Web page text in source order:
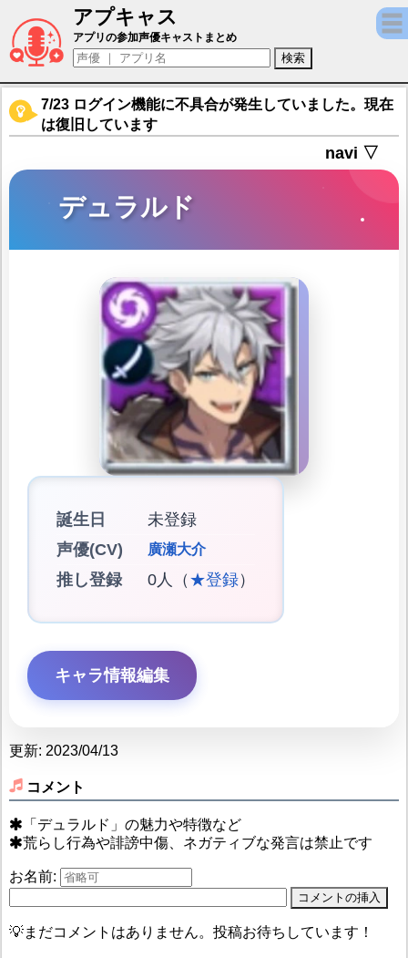
アプキャス
デュラルド（声優：廣瀬大介)【ドラガリア
アプリの参加声優キャストまとめ
7/23 ログイン機能に不具合が発生していました。現在
は復旧しています
navi ▽
デュラルド
誕生日
未登録
声優(CV)
廣瀬大介
推し登録 0人（ ★登録）
キャラ情報編集
更新: 2023/04/13
コメント
「デュラルド」の魅力や特徴など
荒らし行為や誹謗中傷、ネガティブな発言は禁止です
お名前:
💡まだコメントはありません。投稿お待ちしています！